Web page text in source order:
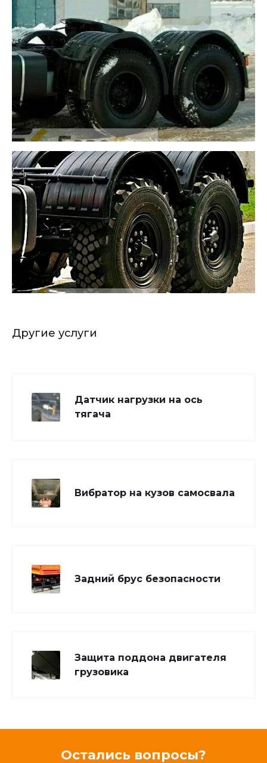
Другие услуги
Датчик нагрузки на ось
тягача
Вибратор на кузов самосвала
Задний брус безопасности
Защита поддона двигателя
грузовика
Остались вопросы?